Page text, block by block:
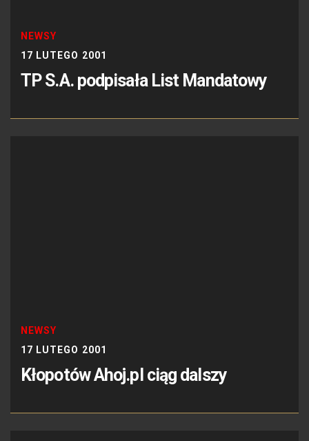
NEWSY
17 LUTEGO 2001
TP S.A. podpisała List Mandatowy
NEWSY
17 LUTEGO 2001
Kłopotów Ahoj.pl ciąg dalszy